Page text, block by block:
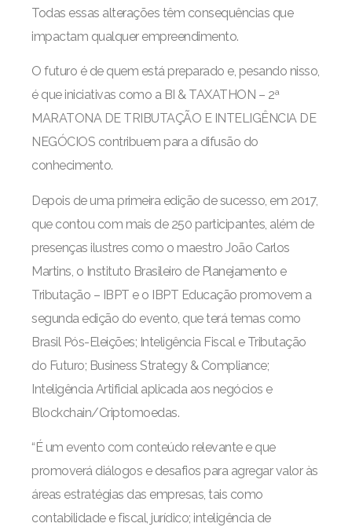
Todas essas alterações têm consequências que
impactam qualquer empreendimento.
O futuro é de quem está preparado e, pesando nisso,
é que iniciativas como a BI & TAXATHON – 2ª
MARATONA DE TRIBUTAÇÃO E INTELIGÊNCIA DE
NEGÓCIOS contribuem para a difusão do
conhecimento.
Depois de uma primeira edição de sucesso, em 2017,
que contou com mais de 250 participantes, além de
presenças ilustres como o maestro João Carlos
Martins, o Instituto Brasileiro de Planejamento e
Tributação – IBPT e o IBPT Educação promovem a
segunda edição do evento, que terá temas como
Brasil Pós-Eleições; Inteligência Fiscal e Tributação
do Futuro; Business Strategy & Compliance;
Inteligência Artificial aplicada aos negócios e
Blockchain/Criptomoedas.
“É um evento com conteúdo relevante e que
promoverá diálogos e desafios para agregar valor às
áreas estratégias das empresas, tais como
contabilidade e fiscal, jurídico; inteligência de